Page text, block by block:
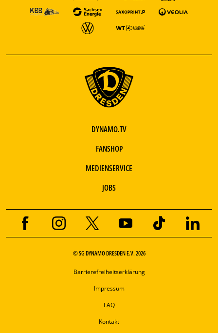
DYNAMO.TV
FANSHOP
MEDIENSERVICE
JOBS
© SG DYNAMO DRESDEN E.V. 2026
Barrierefreiheitserklärung
Impressum
FAQ
Kontakt